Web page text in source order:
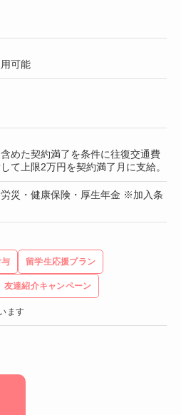
可能
めた契約満了を条件に往復交通費
て上限2万円を契約満了月に支給。
災・健康保険・厚生年金 ※加入条
留学生応援プラン
友達紹介キャンペーン
ます